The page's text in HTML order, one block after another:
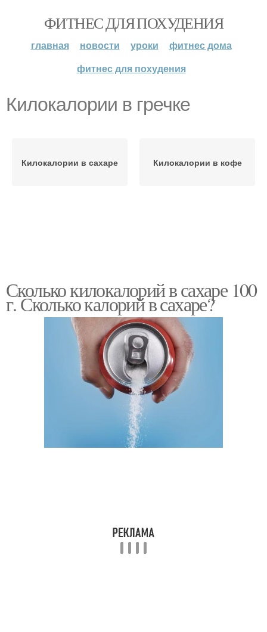
ФИТНЕС ДЛЯ ПОХУДЕНИЯ
главная новости уроки
фитнес дома
фитнес для похудения
Килокалории в гречке
Килокалории в сахаре Килокалории в кофе
Сколько килокалорий в сахаре 100
г. Сколько калорий в сахаре?